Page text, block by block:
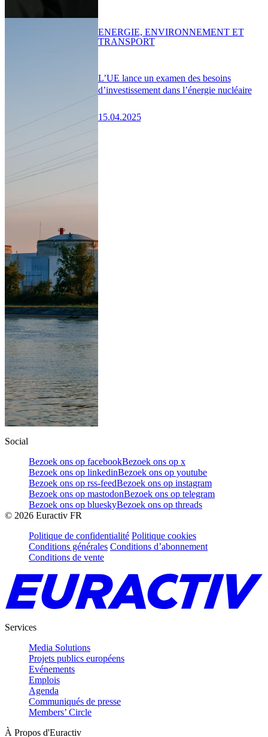
L’UE lance un examen des besoins
d’investissement dans l’énergie nucléaire
15.04.2025
ENERGIE, ENVIRONNEMENT ET
TRANSPORT
Social
Bezoek ons op facebookBezoek ons op x
Bezoek ons op linkedinBezoek ons op youtube
Bezoek ons op rss-feedBezoek ons op instagram
Bezoek ons op mastodonBezoek ons op telegram
Bezoek ons op blueskyBezoek ons op threads
© 2026 Euractiv FR
Politique de confidentialité Politique cookies
Conditions générales Conditions d’abonnement
Conditions de vente
Services
Media Solutions
Projets publics européens
Evénements
Emplois
Agenda
Communiqués de presse
Members’ Circle
À Propos d'Euractiv